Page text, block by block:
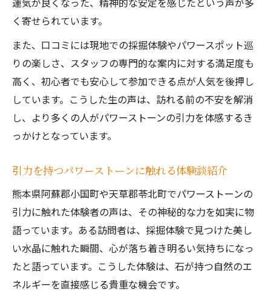
く寄せられています。
また、口コミには現地での採掘体験やパワースポット巡
りの楽しさ、スタッフの専門的な案内に対する満足度も
高く、初心者でも安心して参加できる点が人気を後押し
しています。こうした生の声は、訪れる前の不安を解消
し、より多くの人がパワーストーンの引力を体感するき
っかけとなっています。
引力を持つパワーストーンに触れる体験談紹介
熊本県阿蘇郡小国町や天草郡苓北町でパワーストーンの
引力に触れた体験者の声は、その神秘的な力を如実に物
語っています。ある訪問者は、採掘体験で見つけた美し
い水晶に触れた瞬間、心が落ち着き明るい気持ちになっ
たと語っています。こうした体験は、石が持つ自然のエ
ネルギーを直接感じる貴重な機会です。